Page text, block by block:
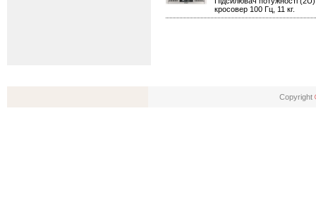
кросовер 100 Гц, 11 кг.
Copyright